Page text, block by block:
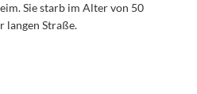
Sie starb im Alter von 50
langen Straße.